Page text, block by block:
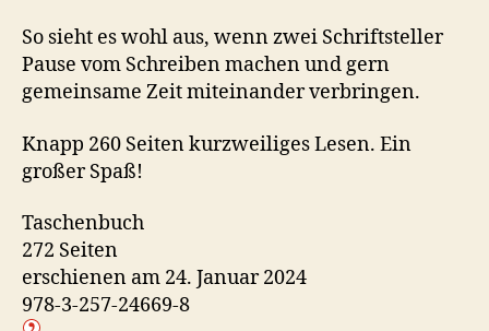
So sieht es wohl aus, wenn zwei Schriftsteller
Pause vom Schreiben machen und gern
gemeinsame Zeit miteinander verbringen.
Knapp 260 Seiten kurzweiliges Lesen. Ein
großer Spaß!
Taschenbuch
272 Seiten
erschienen am 24. Januar 2024
978-3-257-24669-8